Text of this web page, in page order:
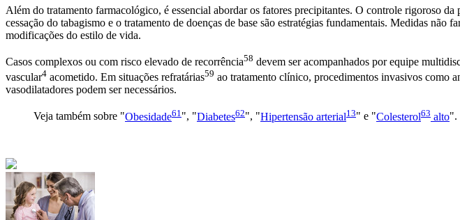
Além do tratamento farmacológico, é essencial abordar os fatores precipitantes. O controle rigoroso da
cessação do tabagismo e o tratamento de doenças de base são estratégias fundamentais. Medidas
modificações do estilo de vida.
Casos complexos ou com risco elevado de recorrência58 devem ser acompanhados por equipe
vascular4 acometido. Em situações refratárias59 ao tratamento clínico, procedimentos invasivos como
vasodilatadores podem ser necessários.
Veja também sobre "Obesidade61 ", "Diabetes62", "Hipertensão arterial13" e "Colesterol63 alto".